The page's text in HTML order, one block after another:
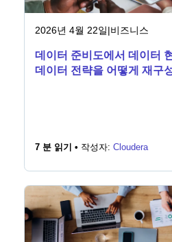
2026년 4월 22일|비즈니스
데이터 준비도에서 데이터
데이터 전략을 어떻게 재구
7 분 읽기 • 작성자: Cloudera